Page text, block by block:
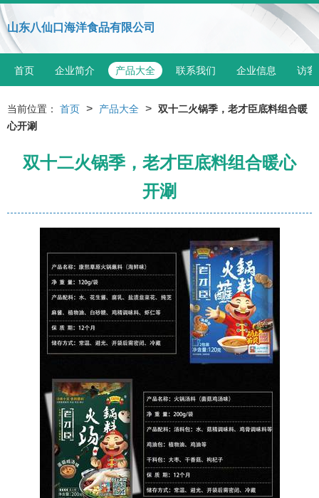
山东八仙口海洋食品有限公司
首页 企业简介 产品大全 联系我们 企业信息 访客
当前位置： 首页 > 产品大全 > 双十二火锅季，老才臣底料组合暖
心开涮
双十二火锅季，老才臣底料组合暖心
开涮